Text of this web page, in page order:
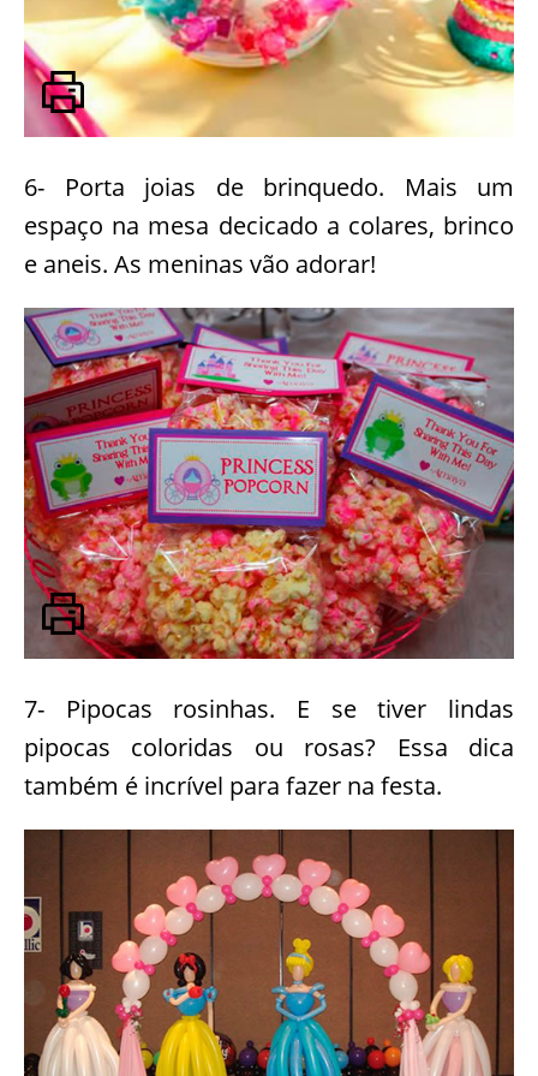
6- Porta joias de brinquedo. Mais um
espaço na mesa decicado a colares, brinco
e aneis. As meninas vão adorar!
7- Pipocas rosinhas. E se tiver lindas
pipocas coloridas ou rosas? Essa dica
também é incrível para fazer na festa.